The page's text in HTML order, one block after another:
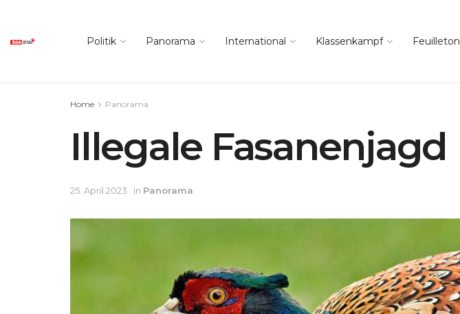
Politik Panorama International Klassenkampf Feuilleton
Home Panorama
Illegale Fasanenjagd
25. April 2023 in Panorama